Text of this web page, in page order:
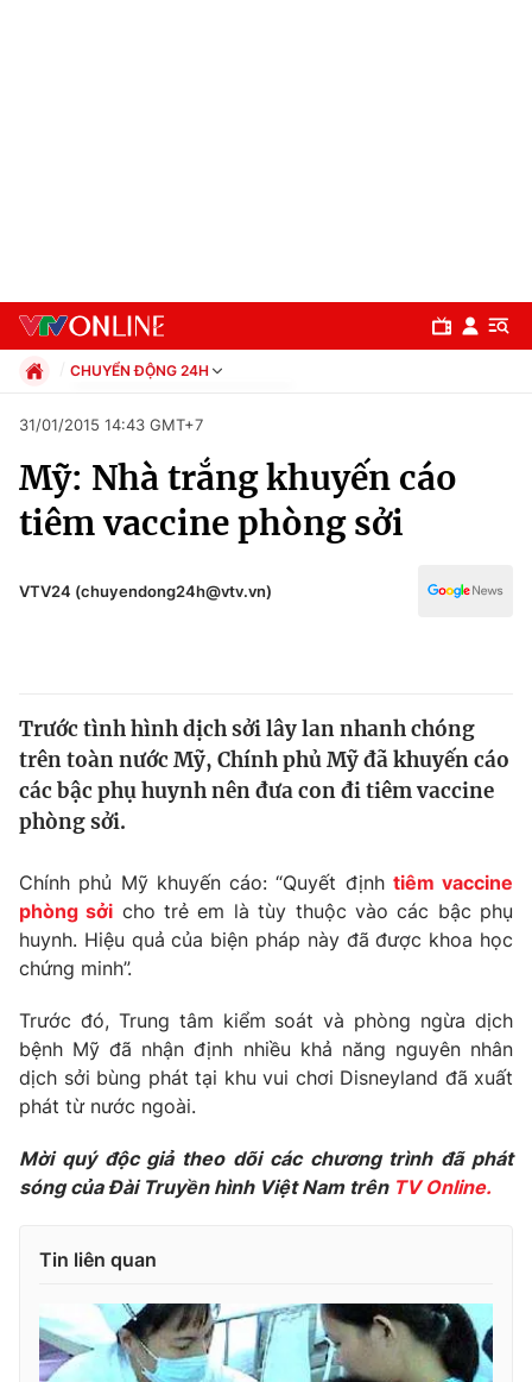
Chuyên mục
Chính trị
Y tế
Thế giới
Thế giới đó đây
Câu chuyện quốc tế
Kinh tế
Tài chính
Thị trường
Góc doanh nghiệp
Dữ liệu và đời sống
Truyền hình
Phim VTV
Hậu trường
Nhân vật
Giải sao mai
Giải trí
Âm nhạc
Đời sống
Làm đẹp
Chất lượng cuộc sống
Học trực tuyến
Công nghệ
Hitech Công nghệ tương lai
Giao lưu trực tuyến
CHUYỂN ĐỘNG 24H
Xã hội
Pháp luật
Thể thao
Văn hóa - Giải trí
Giáo dục
31/01/2015 14:43 GMT+7
Mỹ: Nhà trắng khuyến cáo
tiêm vaccine phòng sởi
VTV24 (chuyendong24h@vtv.vn)
Trước tình hình dịch sởi lây lan nhanh chóng
trên toàn nước Mỹ, Chính phủ Mỹ đã khuyến cáo
các bậc phụ huynh nên đưa con đi tiêm vaccine
phòng sởi.
Chính phủ Mỹ khuyến cáo: “Quyết định tiêm vaccine
phòng sởi cho trẻ em là tùy thuộc vào các bậc phụ
huynh. Hiệu quả của biện pháp này đã được khoa học
chứng minh”.
Trước đó, Trung tâm kiểm soát và phòng ngừa dịch
bệnh Mỹ đã nhận định nhiều khả năng nguyên nhân
dịch sởi bùng phát tại khu vui chơi Disneyland đã xuất
phát từ nước ngoài.
Mời quý độc giả theo dõi các chương trình đã phát
sóng của Đài Truyền hình Việt Nam trên TV Online.
Tin liên quan